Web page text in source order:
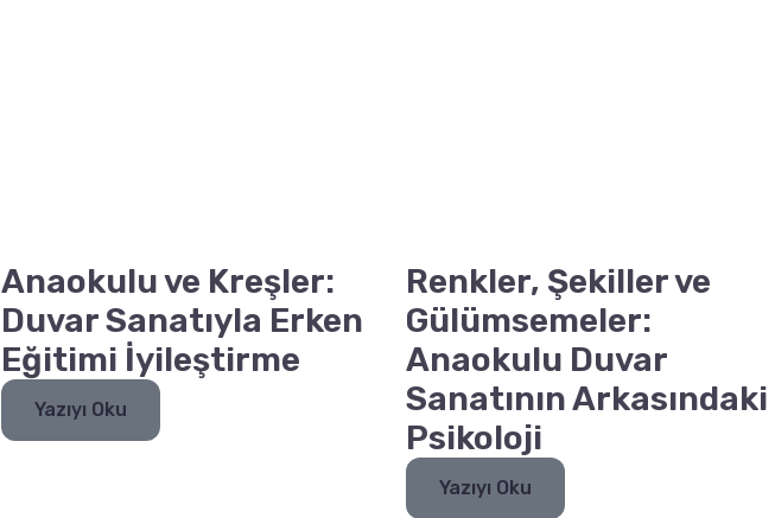
Anaokulu ve Kreşler:
Duvar Sanatıyla Erken
Eğitimi İyileştirme
Yazıyı Oku
Renkler, Şekiller ve
Gülümsemeler:
Anaokulu Duvar
Sanatının Arkasındaki
Psikoloji
Yazıyı Oku